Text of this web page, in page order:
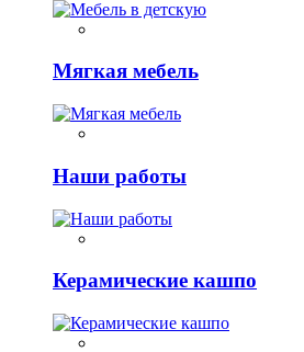
Мягкая мебель
Наши работы
Керамические кашпо